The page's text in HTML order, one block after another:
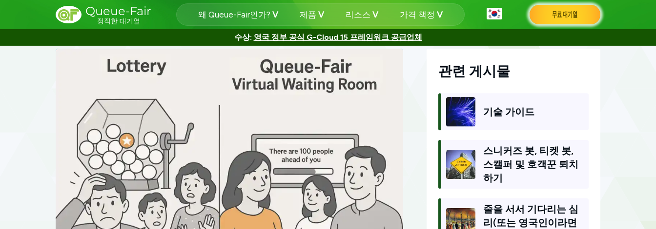
Queue-Fair
정직한 대기열
왜 Queue-Fair인가? 제품 리소스 가격 책정 무료 대기열
수상: 영국 정부 공식 G-Cloud 15 프레임워크 공급업체
관련 게시물
기술 가이드
스니커즈 봇, 티켓 봇,
스캘퍼 및 호객꾼 퇴치
하기
줄을 서서 기다리는 심
리(또는 영국인이라면